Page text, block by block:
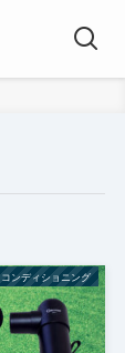
コンディショニング